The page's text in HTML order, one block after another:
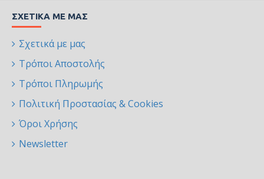
ΣΧΕΤΙΚΆ ΜΕ ΜΑΣ
Σχετικά με μας
Τρόποι Αποστολής
Τρόποι Πληρωμής
Πολιτική Προστασίας & Cookies
Όροι Χρήσης
Newsletter